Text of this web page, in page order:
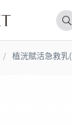
植洸賦活急救乳